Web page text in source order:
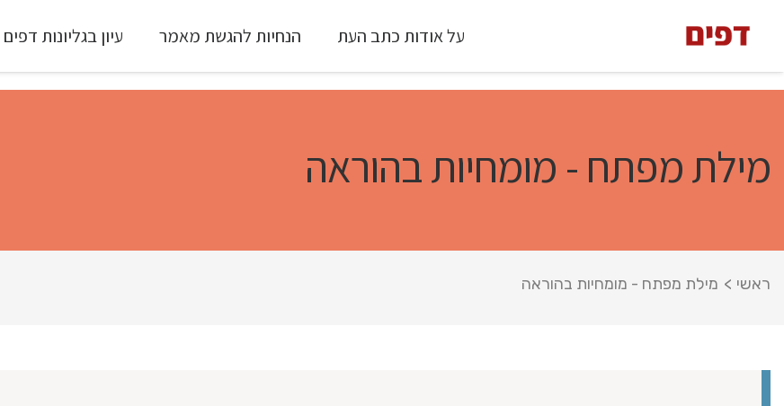
על אודות כתב העת הנחיות להגשת מאמר עיון בגליונות דפים
מילת מפתח - מומחיות בהוראה
ראשי > מילת מפתח - מומחיות בהוראה